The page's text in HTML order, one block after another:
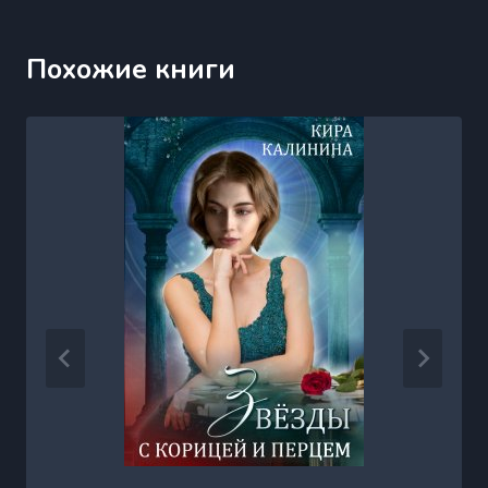
Похожие книги